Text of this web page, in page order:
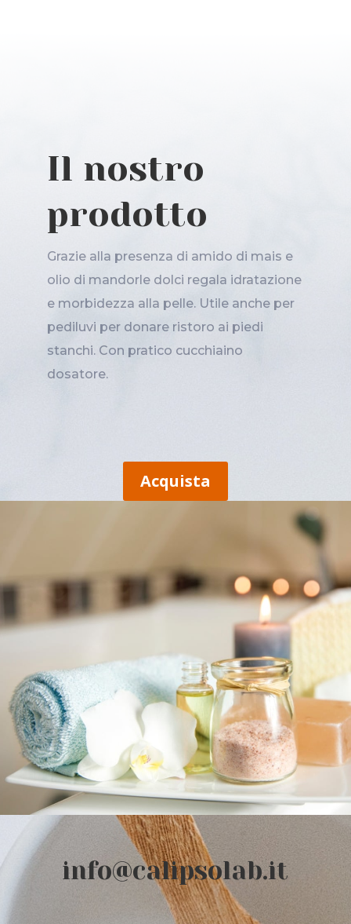
Il nostro
prodotto
Grazie alla presenza di amido di mais e
olio di mandorle dolci regala idratazione
e morbidezza alla pelle. Utile anche per
pediluvi per donare ristoro ai piedi
stanchi. Con pratico cucchiaino
dosatore.
Acquista
info@calipsolab.it